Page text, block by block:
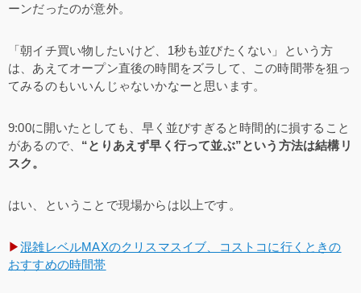
ーンだったのが意外。
「朝イチ買い物したいけど、1秒も並びたくない」という方
は、あえてオープン直後の時間をズラして、この時間帯を狙っ
てみるのもいいんじゃないかなーと思います。
9:00に開いたとしても、早く並びすぎると時間的に損すること
があるので、 “とりあえず早く行って並ぶ”という方法は結構リ
スク。
はい、ということで現場からは以上です。
▶混雑レベルMAXのクリスマスイブ、コストコに行くときの
おすすめの時間帯